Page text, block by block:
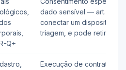
Q+
dado sensível — art. 11, I.
conectar um dispositivo
triagem, e pode retirá-lo.
Execução de contrato e